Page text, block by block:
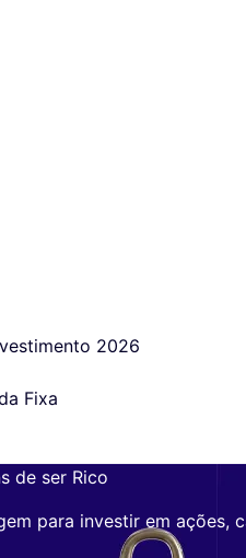
2026
Fixa
de ser Rico
para investir em ações,